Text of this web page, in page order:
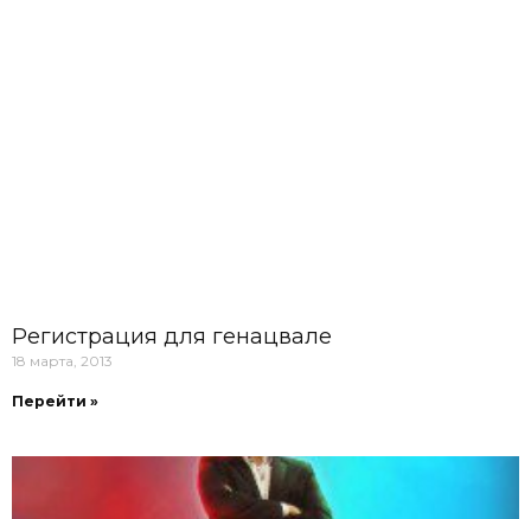
Регистрация для генацвале
18 марта, 2013
Перейти »